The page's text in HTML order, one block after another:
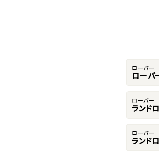
ローバー
ロー
ローバー
ランド
ローバー
ランド